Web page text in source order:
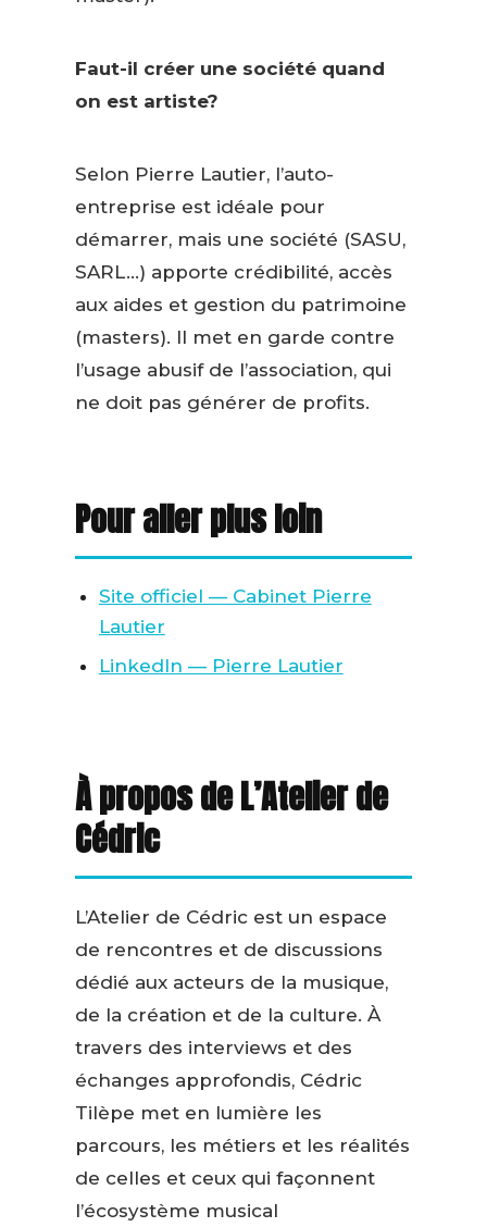
Faut-il créer une société quand
on est artiste?
Selon Pierre Lautier, l’auto-
entreprise est idéale pour
démarrer, mais une société (SASU,
SARL…) apporte crédibilité, accès
aux aides et gestion du patrimoine
(masters). Il met en garde contre
l’usage abusif de l’association, qui
ne doit pas générer de profits.
Pour aller plus loin
Site officiel — Cabinet Pierre
Lautier
LinkedIn — Pierre Lautier
À propos de L’Atelier de
Cédric
L’Atelier de Cédric est un espace
de rencontres et de discussions
dédié aux acteurs de la musique,
de la création et de la culture. À
travers des interviews et des
échanges approfondis, Cédric
Tilèpe met en lumière les
parcours, les métiers et les réalités
de celles et ceux qui façonnent
l’écosystème musical